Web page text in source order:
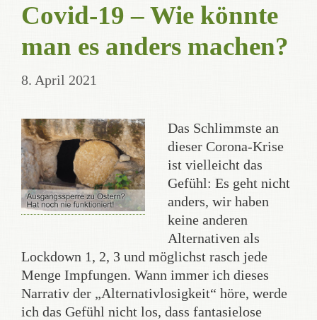
Covid-19 – Wie könnte
man es anders machen?
8. April 2021
Das Schlimmste an
dieser Corona-Krise
ist vielleicht das
Gefühl: Es geht nicht
anders, wir haben
keine anderen
Alternativen als
Lockdown 1, 2, 3 und möglichst rasch jede
Menge Impfungen. Wann immer ich dieses
Narrativ der „Alternativlosigkeit“ höre, werde
ich das Gefühl nicht los, dass fantasielose